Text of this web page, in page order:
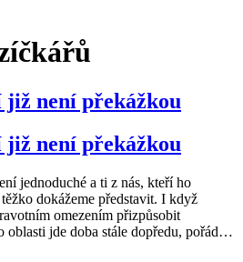
již není překážkou
již není překážkou
jednoduché a ti z nás, kteří ho
dokážeme představit. I když
omezením přizpůsobit
jde doba stále dopředu, pořád…